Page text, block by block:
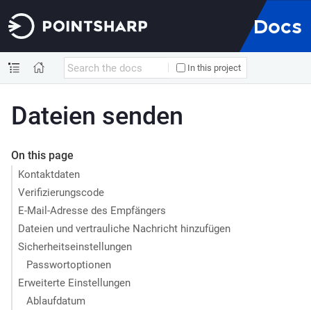
Docs
In this project
Dateien senden
On this page
Kontaktdaten
Verifizierungscode
E-Mail-Adresse des Empfängers
Dateien und vertrauliche Nachricht hinzufügen
Sicherheitseinstellungen
Passwortoptionen
Erweiterte Einstellungen
Ablaufdatum